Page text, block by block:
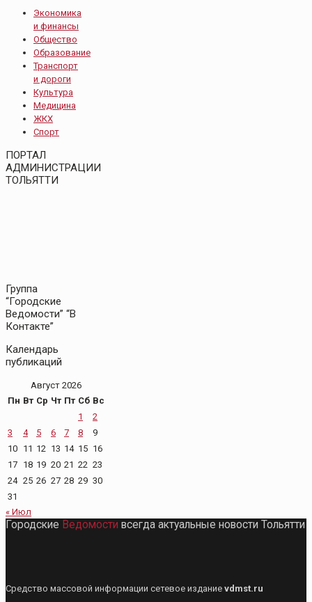
Экономика
и финансы
Общество
Образование
Транспорт
и дороги
Культура
Медицина
ЖКХ
Спорт
ПОРТАЛ
АДМИНИСТРАЦИИ
ТОЛЬЯТТИ
Группа
“Городские
Ведомости” “В
Контакте”
Календарь
публикаций
Август 2026
Пн Вт Ср Чт Пт Сб Вс
1
2
3
4 5 6 7 8
9
10 11 12 13 14 15 16
17 18 19 20 21 22 23
24 25 26 27 28 29 30
31
« Июл
Городские Ведомости всегда актуальные новости Тольятти
Средство массовой информации сетевое издание vdmst.ru